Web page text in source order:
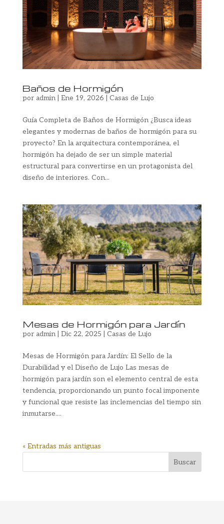
Baños de Hormigón
por admin| Ene 19, 2026 Casas de Lujo
Guía Completa de Baños de Hormigón ¿Busca ideas
elegantes y modernas de baños de hormigón para su
proyecto? En la arquitectura contemporánea, el
hormigón ha dejado de ser un simple material
estructural para convertirse en un protagonista del
diseño de interiores. Con...
Mesas de Hormigón para Jardín
por admin| Dic 22, 2025 Casas de Lujo
Mesas de Hormigón para Jardín: El Sello de la
Durabilidad y el Diseño de Lujo Las mesas de
hormigón para jardín son el elemento central de esta
tendencia, proporcionando un punto focal imponente
y funcional que resiste las inclemencias del tiempo sin
inmutarse....
« Entradas más antiguas
Buscar